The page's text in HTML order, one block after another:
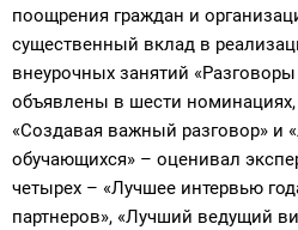
поощрения граждан и
существенный вклад в
внеурочных занятий
объявлены в шести
«Создавая важный разговор» и
обучающихся» – оценивал
четырех – «Лучшее интервью
партнеров», «Лучший ведущий